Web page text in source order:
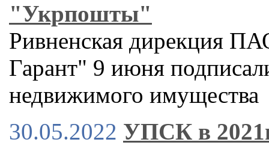
"Укрпошты"
Ривненская дирекция
Гарант" 9 июня
недвижимого имущества
30.05.2022 УПСК в